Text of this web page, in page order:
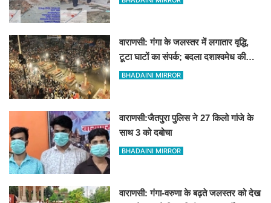
वाराणसी: गंगा के जलस्तर में लगातार वृद्धि,
टूटा घाटों का संपर्क; बदला दशाश्वमेध की
विश्वप्रसिद्ध महाआरती का स्थान
BHADAINI MIRROR
वाराणसी:जैतपुरा पुलिस ने 27 किलो गांजे के
साथ 3 को दबोचा
BHADAINI MIRROR
वाराणसी: गंगा-वरुणा के बढ़ते जलस्तर को देख